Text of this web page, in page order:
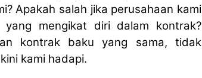
Apakah salah jika perusahaan kami
mengikat diri dalam kontrak?
kontrak baku yang sama, tidak
kami hadapi.